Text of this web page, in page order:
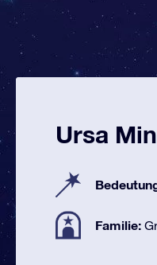
Ursa
Familie: